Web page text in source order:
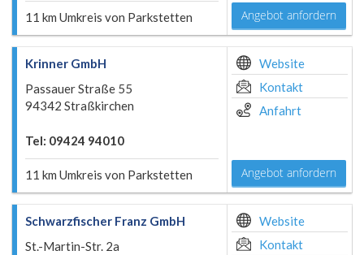
11 km Umkreis von Parkstetten Angebot anfordern
Krinner GmbH
Passauer Straße 55
94342 Straßkirchen
Tel: 09424 94010
11 km Umkreis von Parkstetten
Website
Kontakt
Anfahrt
Angebot anfordern
Schwarzfischer Franz GmbH
St.-Martin-Str. 2a
Website
Kontakt